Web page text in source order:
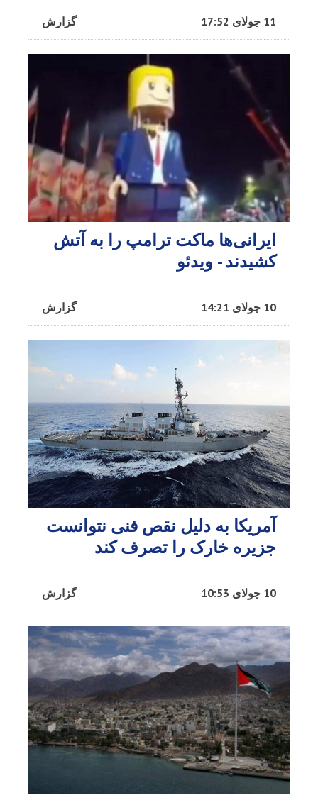
گزارش 11 جولای 17:52
ایرانی‌ها ماکت ترامپ را به آتش
کشیدند - ویدئو
گزارش 10 جولای 14:21
آمریکا به دلیل نقص فنی نتوانست
جزیره خارک را تصرف کند
گزارش 10 جولای 10:53